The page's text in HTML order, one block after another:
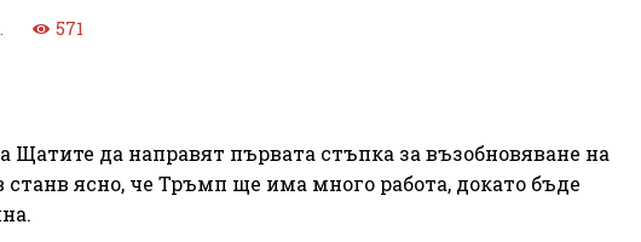
571
да направят първата стъпка за възобновяване на
ясно, че Тръмп ще има много работа, докато бъде